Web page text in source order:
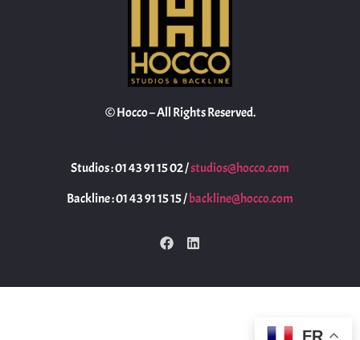
© Hocco – All Rights Reserved.
Studios : 01 43 91 15 02 /studios@hocco.com
Backline : 01 43 91 15 15 /backline@hocco.com
FR